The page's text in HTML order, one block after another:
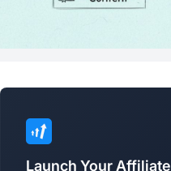
Launch Your Affiliate